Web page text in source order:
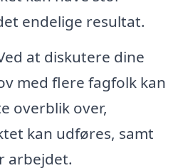
endelige resultat.
at diskutere dine
med flere fagfolk kan
overblik over,
kan udføres, samt
arbejdet.